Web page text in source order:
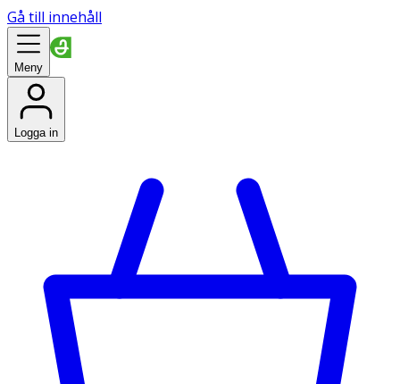
Gå till innehåll
Meny
Logga in